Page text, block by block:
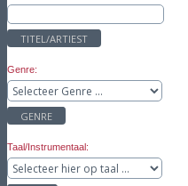
TITEL/ARTIEST
Genre:
GENRE
Taal/Instrumentaal: